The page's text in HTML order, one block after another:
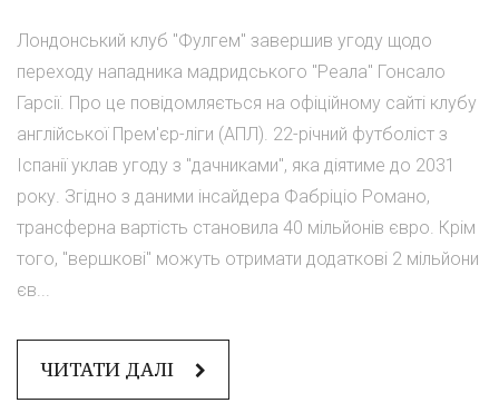
Лондонський клуб "Фулгем" завершив угоду щодо
переходу нападника мадридського "Реала" Гонсало
Гарсії. Про це повідомляється на офіційному сайті клубу
англійської Прем'єр-ліги (АПЛ). 22-річний футболіст з
Іспанії уклав угоду з "дачниками", яка діятиме до 2031
року. Згідно з даними інсайдера Фабріціо Романо,
трансферна вартість становила 40 мільйонів євро. Крім
того, "вершкові" можуть отримати додаткові 2 мільйони
єв...
ЧИТАТИ ДАЛІ